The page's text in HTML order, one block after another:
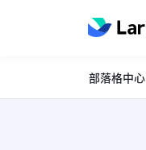
部落格中心